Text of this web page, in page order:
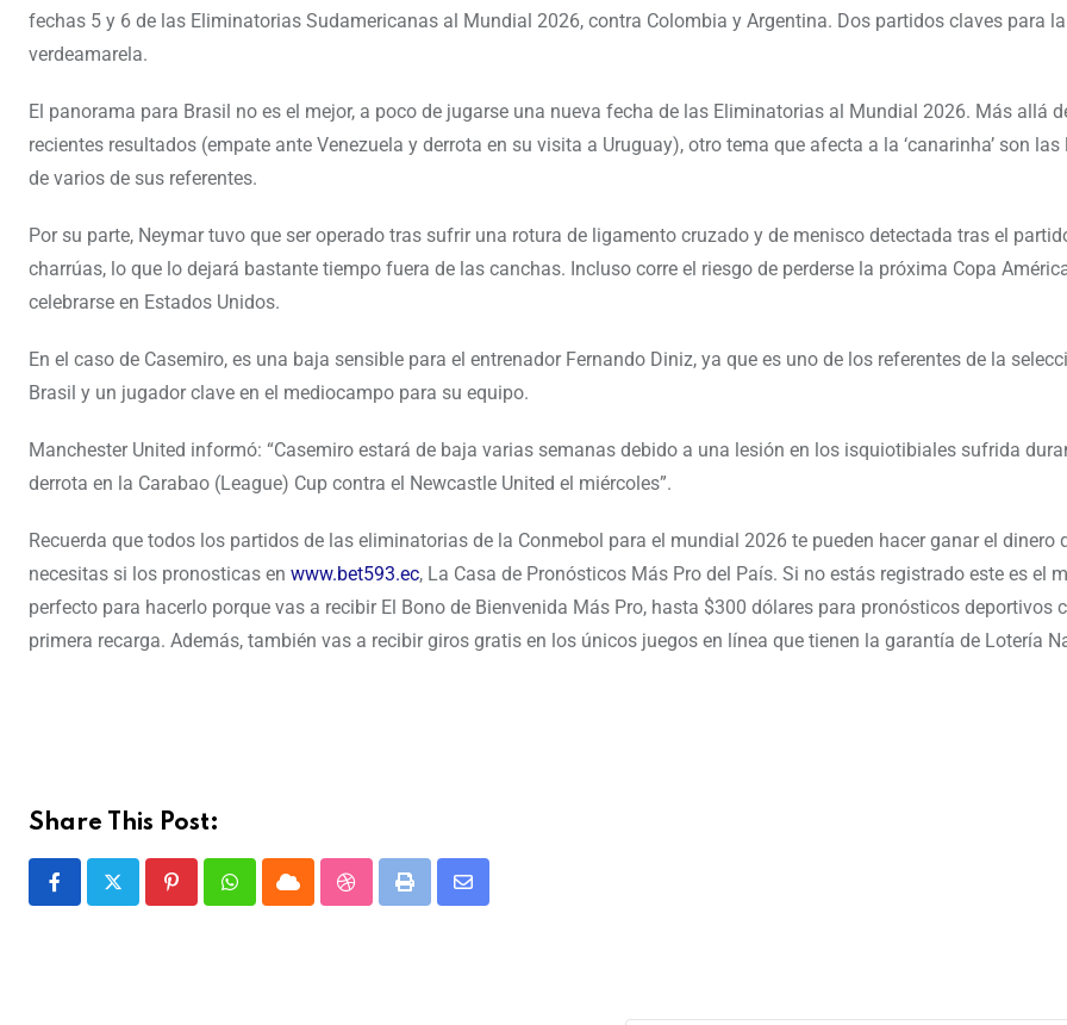
fechas 5 y 6 de las Eliminatorias Sudamericanas al Mundial 2026, contra Colombia y Argentina. Dos partidos claves para la
verdeamarela.
El panorama para Brasil no es el mejor, a poco de jugarse una nueva fecha de las Eliminatorias al Mundial 2026. Más allá
recientes resultados (empate ante Venezuela y derrota en su visita a Uruguay), otro tema que afecta a la ‘canarinha’ son las
de varios de sus referentes.
Por su parte, Neymar tuvo que ser operado tras sufrir una rotura de ligamento cruzado y de menisco detectada tras el
charrúas, lo que lo dejará bastante tiempo fuera de las canchas. Incluso corre el riesgo de perderse la próxima Copa
celebrarse en Estados Unidos.
En el caso de Casemiro, es una baja sensible para el entrenador Fernando Diniz, ya que es uno de los referentes de la
Brasil y un jugador clave en el mediocampo para su equipo.
Manchester United informó: “Casemiro estará de baja varias semanas debido a una lesión en los isquiotibiales sufrida
derrota en la Carabao (League) Cup contra el Newcastle United el miércoles”.
Recuerda que todos los partidos de las eliminatorias de la Conmebol para el mundial 2026 te pueden hacer ganar el dinero
necesitas si los pronosticas en www.bet593.ec, La Casa de Pronósticos Más Pro del País. Si no estás registrado este es el
perfecto para hacerlo porque vas a recibir El Bono de Bienvenida Más Pro, hasta $300 dólares para pronósticos deportivos
primera recarga. Además, también vas a recibir giros gratis en los únicos juegos en línea que tienen la garantía de Lotería
Share This Post: